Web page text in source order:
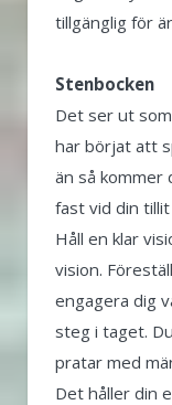
tillgänglig för
Stenbocken
Det ser ut
har börjat att
än så kommer
fast vid din
Håll en klar
vision.
engagera dig
steg i taget.
pratar med
Det håller din